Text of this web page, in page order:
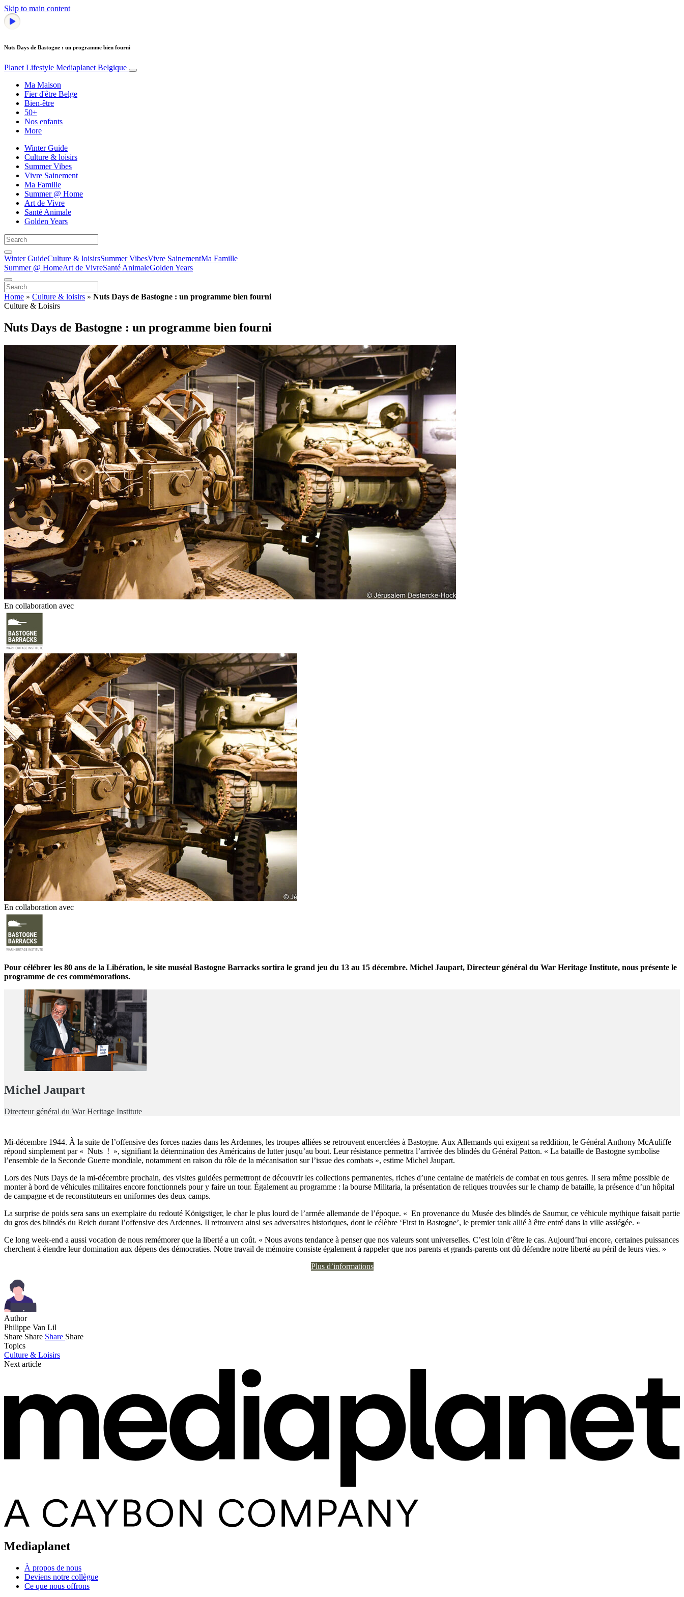
Skip to main content
Nuts Days de Bastogne : un programme bien fourni
Planet Lifestyle Mediaplanet Belgique
Ma Maison
Fier d'être Belge
Bien-être
50+
Nos enfants
More
Winter Guide
Culture & loisirs
Summer Vibes
Vivre Sainement
Ma Famille
Summer @ Home
Art de Vivre
Santé Animale
Golden Years
Winter GuideCulture & loisirsSummer VibesVivre SainementMa Famille
Summer @ HomeArt de VivreSanté AnimaleGolden Years
Home » Culture & loisirs » Nuts Days de Bastogne : un programme bien fourni
Culture & Loisirs
Nuts Days de Bastogne : un programme bien fourni
En collaboration avec
En collaboration avec
Pour célébrer les 80 ans de la Libération, le site muséal Bastogne Barracks sortira le grand jeu du 13 au 15 décembre. Michel Jaupart, Directeur général du War Heritage Institute, nous présente le
programme de ces commémorations.
Michel Jaupart
Directeur général du War Heritage Institute
Mi-décembre 1944. À la suite de l’offensive des forces nazies dans les Ardennes, les troupes alliées se retrouvent encerclées à Bastogne. Aux Allemands qui exigent sa reddition, le Général Anthony McAuliffe
répond simplement par « Nuts ! », signifiant la détermination des Américains de lutter jusqu’au bout. Leur résistance permettra l’arrivée des blindés du Général Patton. « La bataille de Bastogne symbolise
l’ensemble de la Seconde Guerre mondiale, notamment en raison du rôle de la mécanisation sur l’issue des combats », estime Michel Jaupart.
Lors des Nuts Days de la mi-décembre prochain, des visites guidées permettront de découvrir les collections permanentes, riches d’une centaine de matériels de combat en tous genres. Il sera même possible de
monter à bord de véhicules militaires encore fonctionnels pour y faire un tour. Également au programme : la bourse Militaria, la présentation de reliques trouvées sur le champ de bataille, la présence d’un hôpital
de campagne et de reconstituteurs en uniformes des deux camps.
La surprise de poids sera sans un exemplaire du redouté Königstiger, le char le plus lourd de l’armée allemande de l’époque. « En provenance du Musée des blindés de Saumur, ce véhicule mythique faisait partie
du gros des blindés du Reich durant l’offensive des Ardennes. Il retrouvera ainsi ses adversaires historiques, dont le célèbre ‘First in Bastogne’, le premier tank allié à être entré dans la ville assiégée. »
Ce long week-end a aussi vocation de nous remémorer que la liberté a un coût. « Nous avons tendance à penser que nos valeurs sont universelles. C’est loin d’être le cas. Aujourd’hui encore, certaines puissances
cherchent à étendre leur domination aux dépens des démocraties. Notre travail de mémoire consiste également à rappeler que nos parents et grands-parents ont dû défendre notre liberté au péril de leurs vies. »
Plus d’informations
Author
Philippe Van Lil
Share Share Share Share
Topics
Culture & Loisirs
Next article
Mediaplanet
À propos de nous
Deviens notre collègue
Ce que nous offrons